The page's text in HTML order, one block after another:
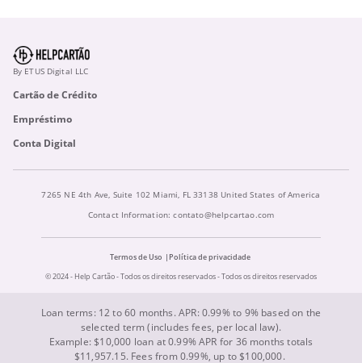
By ETUS Digital LLC
Cartão de Crédito
Empréstimo
Conta Digital
7265 NE 4th Ave, Suite 102 Miami, FL 33138 United States of America
Contact Information:contato@helpcartao.com
Termos de Uso
Política de privacidade
© 2024 - Help Cartão - Todos os direitos reservados - Todos os direitos reservados
Loan terms: 12 to 60 months. APR: 0.99% to 9% based on the
selected term (includes fees, per local law).
Example: $10,000 loan at 0.99% APR for 36 months totals
$11,957.15. Fees from 0.99%, up to $100,000.